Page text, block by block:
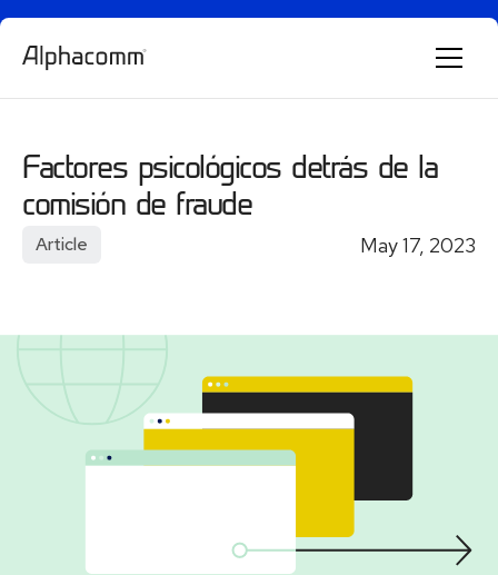
Factores psicológicos detrás de la
comisión de fraude
Article May 17, 2023
AI chatbot for Alphacomm